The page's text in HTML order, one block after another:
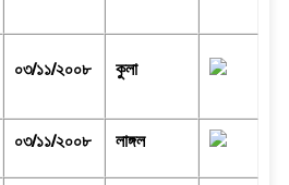
০৩/১১/২০০৮ কুলা
০৩/১১/২০০৮ লাঙ্গল